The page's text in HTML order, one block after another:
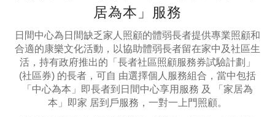
居為本」服務
日間中心為日間缺乏家人照顧的體弱長者提供專業照顧和
合適的康樂文化活動，以協助體弱長者留在家中及社區生
活，持有政府推出的「長者社區照顧服務券試驗計劃」
(社區券) 的長者，可自 由選擇個人服務組合，當中包括
「中心為本」即長者到日間中心享用服務 及 「家居為
本」即家 居到戶服務，一對一上門照顧。